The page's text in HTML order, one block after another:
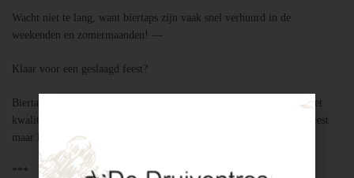
Wacht niet te lang, want biertaps zijn vaak snel verhuurd in de
weekenden en zomermaanden! —
Klaar voor een geslaagd feest?
Biertap huren locatie Breda – snel geregeld via Druiventros.com, met
kwaliteit en service van Slijterij Breda “de Druiventros”. Laat het feest
maar komen!
***